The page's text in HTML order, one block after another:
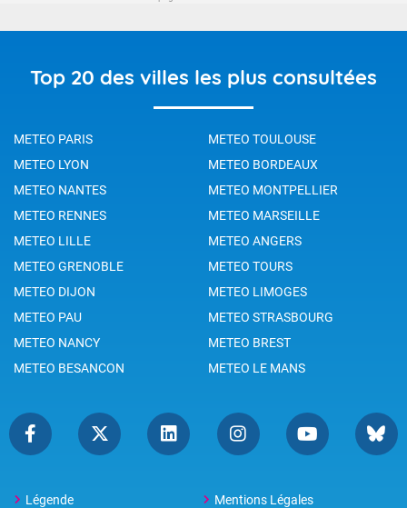
Top 20 des villes les plus consultées
METEO PARIS
METEO TOULOUSE
METEO LYON
METEO BORDEAUX
METEO NANTES
METEO MONTPELLIER
METEO RENNES
METEO MARSEILLE
METEO LILLE
METEO ANGERS
METEO GRENOBLE
METEO TOURS
METEO DIJON
METEO LIMOGES
METEO PAU
METEO STRASBOURG
METEO NANCY
METEO BREST
METEO BESANCON
METEO LE MANS
Légende
Mentions Légales